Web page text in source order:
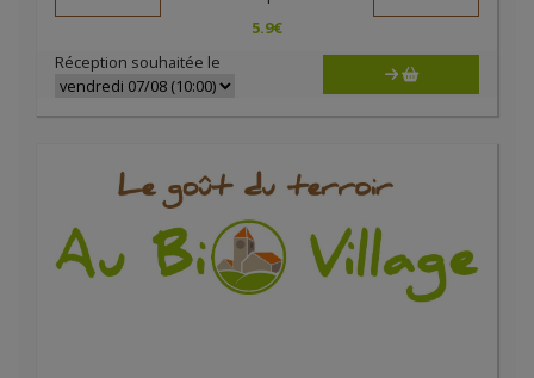
5.9€
Réception souhaitée le